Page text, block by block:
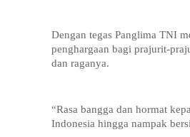
Dengan tegas Panglima TNI
penghargaan bagi prajurit-
dan raganya.
“Rasa bangga dan hormat
Indonesia hingga nampak